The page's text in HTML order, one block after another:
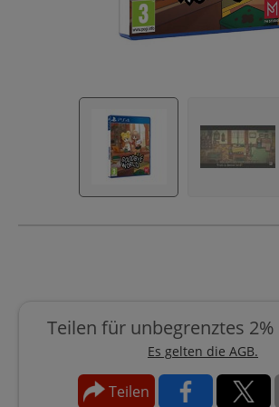
Teilen für unbegrenztes 2%
Es gelten die AGB.
Teilen